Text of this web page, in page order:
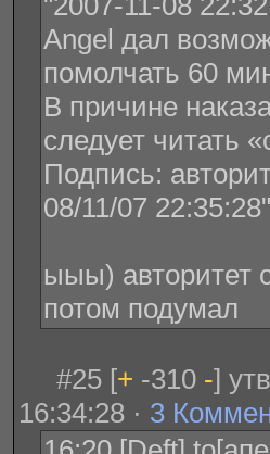
Angel дал
помолчать 60
В причине
следует читать
Подпись:
08/11/07 22:35:28"
ыыы) авторитет
потом подумал
#25 [+ -310 -]
16:34:28 · 3